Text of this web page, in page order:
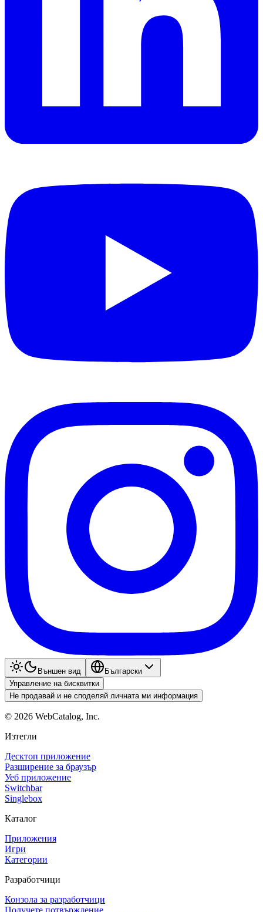
Външен вид
Български
Управление на бисквитки
Не продавай и не споделяй личната ми информация
© 2026 WebCatalog, Inc.
Изтегли
Десктоп приложение
Разширение за браузър
Уеб приложение
Switchbar
Singlebox
Каталог
Приложения
Игри
Категории
Разработчици
Конзола за разработчици
Получете потвърждение